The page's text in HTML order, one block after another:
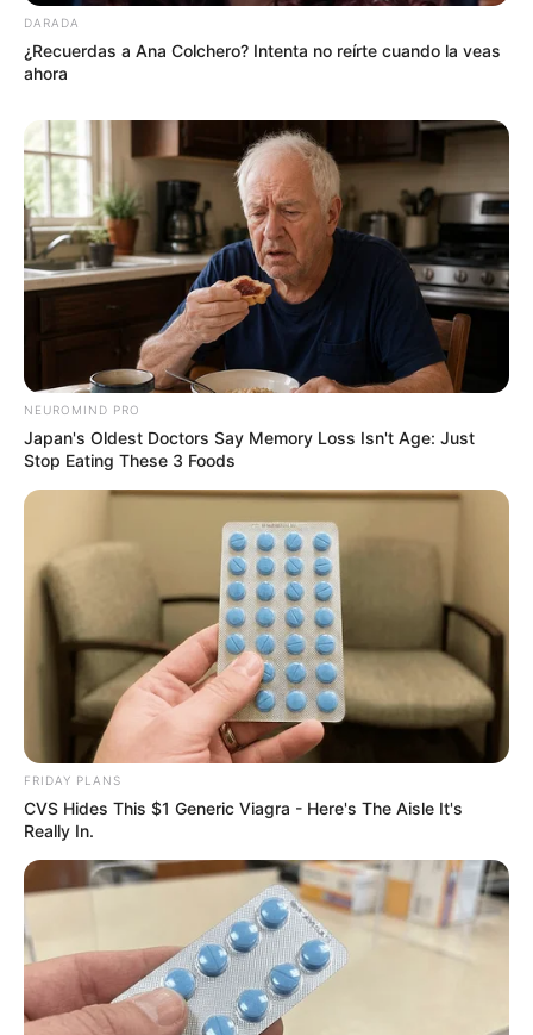
El grito que nos heló la sangre aquella noche se
convirtió en una de las anécdotas más queridas
cuando llega, no importa si viene a los 20, a los
40 o a los 60… siempre merece ser celebrado.
DARADA
¿Recuerdas a Ana Colchero? Intenta no reírte cuando la veas
ahora
NEUROMIND PRO
Japan's Oldest Doctors Say Memory Loss Isn't Age: Just
Stop Eating These 3 Foods
FRIDAY PLANS
CVS Hides This $1 Generic Viagra - Here's The Aisle It's
Really In.